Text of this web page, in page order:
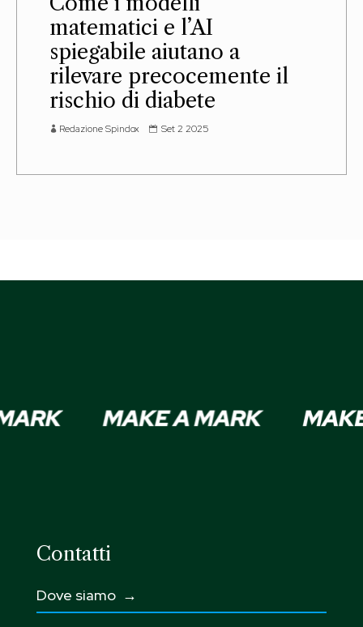
matematici e l’AI
spiegabile aiutano a
rilevare precocemente il
rischio di diabete
Redazione Spindox Set 2 2025
Contatti
Dove siamo →